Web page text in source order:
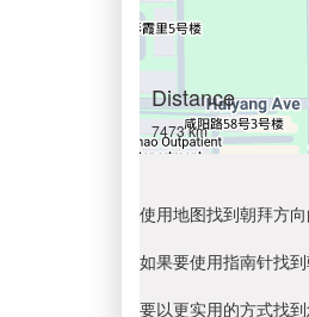
Distance
7473 km
使用地图找到朝拜方
如果要使用指南针找
要以更实用的方式找